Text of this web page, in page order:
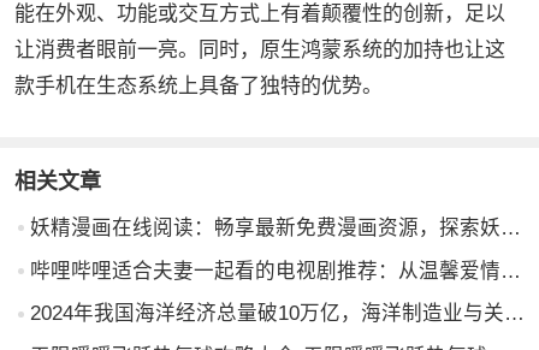
能在外观、功能或交互方式上有着颠覆性的创新，足以
让消费者眼前一亮。同时，原生鸿蒙系统的加持也让这
款手机在生态系统上具备了独特的优势。
相关文章
妖精漫画在线阅读：畅享最新免费漫画资源，探索妖精世界的奇幻之旅
哔哩哔哩适合夫妻一起看的电视剧推荐：从温馨爱情到惊险推理，夫妻娱乐必备选择
2024年我国海洋经济总量破10万亿，海洋制造业与关键技术装备齐头并进